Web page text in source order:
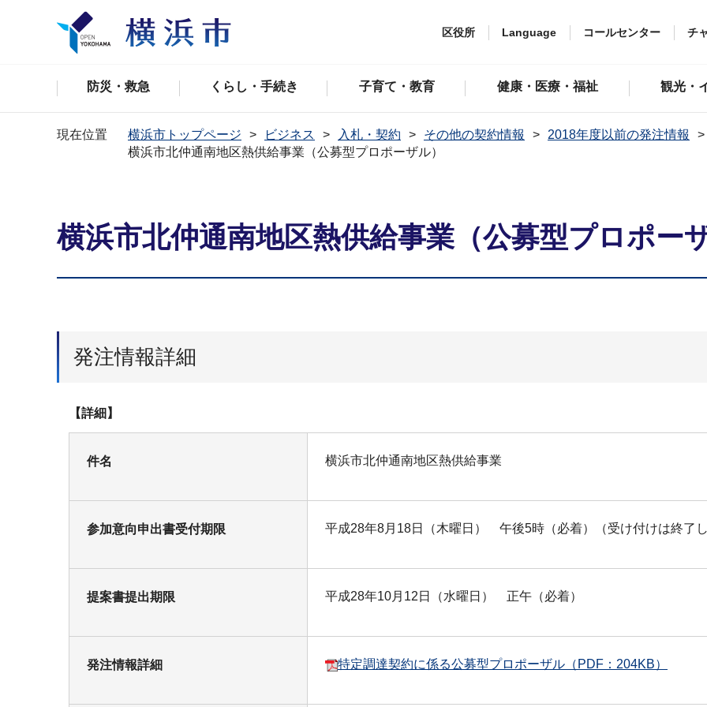
区役所 Language コールセンター チ
防災・救急 くらし・手続き 子育て・教育 健康・医療・福祉 観光・
現在位置 横浜市トップページ ビジネス 入札・契約 その他の契約情報 2018年度以前の発注情報
横浜市北仲通南地区熱供給事業（公募型プロポーザル）
横浜市北仲通南地区熱供給事業（公募型プロポーザ
発注情報詳細
【詳細】
件名 横浜市北仲通南地区熱供給事業
参加意向申出書受付期限 平成28年8月18日（木曜日） 午後5時（必着）（受け付けは終了し
提案書提出期限 平成28年10月12日（水曜日） 正午（必着）
発注情報詳細 特定調達契約に係る公募型プロポーザル（PDF：204KB）